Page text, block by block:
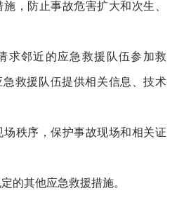
施，防止事故危害扩大和次生、
求邻近的应急救援队伍参加救
救援队伍提供相关信息、技术
场秩序，保护事故现场和相关证
的其他应急救援措施。